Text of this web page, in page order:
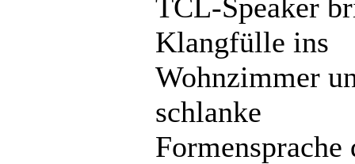
TCL-Speaker
Klangfülle ins
Wohnzimmer
schlanke